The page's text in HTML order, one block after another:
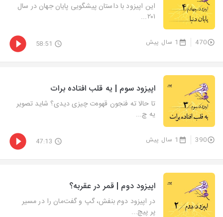
این اپیزود با داستان پیشگویی پایان جهان در سال
۲۰۱...
470 1 سال پیش 58:51
اپیزود سوم | یه قلب افتاده برات
تا حالا ته فنجون قهوه‌ت چیزی دیدی؟ شاید تصویر
یه چ...
390 1 سال پیش 47:13
اپیزود دوم | قمر در عقربه؟
در اپیزود دوم بنفش، گپ و گفت‌مان را در مسیر
پر پیچ...